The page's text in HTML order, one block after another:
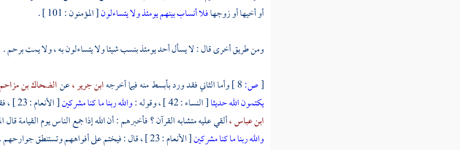
أو أخيها أو زوجهافلا أنساب بينهم يومئذ ولا يتساءلون[ المؤمنون : 101 ] .
ومن طريق أخرى قال : لا يسأل أحد يومئذ بنسب شيئا ولا يتساءلون به ، ولا يمت برحم .
[ص: وأما الثاني فقد ورد بأبسط منه فيما أخرجهابن جرير ،عنالضحاك بن مزاحم
يكتمون الله حديثا[ النساء : 42 ] ، وقوله : والله ربنا ما كنا مشركين[ الأنعام : 23 ] ، فقال : إني أحسبك قمت من عند أصحابك ، فقلت لهم : آتي
ابن عباس ،ألقي عليه متشابه القرآن ؟ فأخبرهم : أن الله إذا جمع الناس يوم القيامة
والله ربنا ما كنا مشركين[ الأنعام : 23 ] ، قال : فيختم على أفواههم وتستنطق جوارحهم .